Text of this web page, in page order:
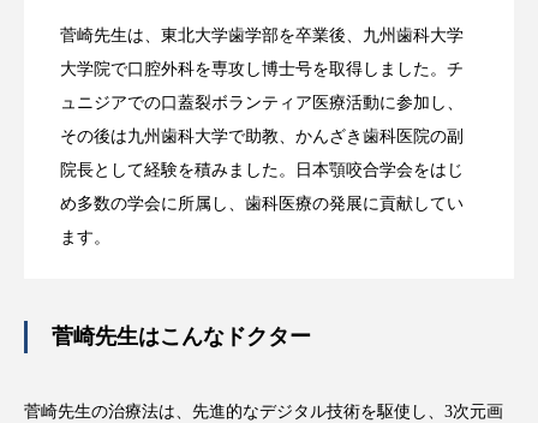
菅崎先生は、東北大学歯学部を卒業後、九州歯科大学
大学院で口腔外科を専攻し博士号を取得しました。チ
ュニジアでの口蓋裂ボランティア医療活動に参加し、
その後は九州歯科大学で助教、かんざき歯科医院の副
院長として経験を積みました。日本顎咬合学会をはじ
め多数の学会に所属し、歯科医療の発展に貢献してい
ます。
菅崎先生はこんなドクター
菅崎先生の治療法は、先進的なデジタル技術を駆使し、3次元画